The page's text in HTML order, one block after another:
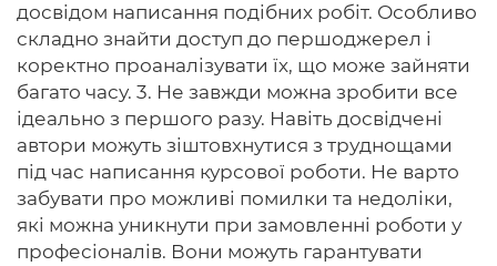
досвідом написання подібних робіт. Особливо
складно знайти доступ до першоджерел і
коректно проаналізувати їх, що може зайняти
багато часу. 3. Не завжди можна зробити все
ідеально з першого разу. Навіть досвідчені
автори можуть зіштовхнутися з труднощами
під час написання курсової роботи. Не варто
забувати про можливі помилки та недоліки,
які можна уникнути при замовленні роботи у
професіоналів. Вони можуть гарантувати